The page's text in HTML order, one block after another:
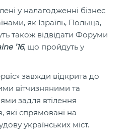
у налагодженні бізнес
як Ізраїль, Польща,
також відвідати Форуми
’16, що пройдуть у
завжди відкрита до
вітчизняними та
задля втілення
які спрямовані на
українських міст.